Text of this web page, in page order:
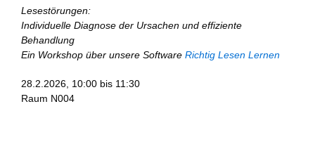
Lesestörungen:
Individuelle Diagnose der Ursachen und effiziente
Behandlung
Ein Workshop über unsere Software Richtig Lesen Lernen
28.2.2026, 10:00 bis 11:30
Raum N004